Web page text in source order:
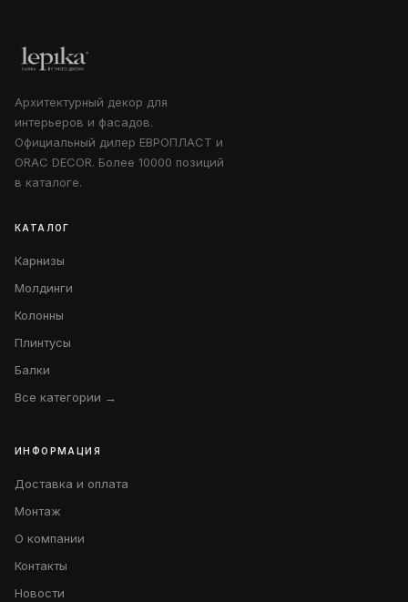
Архитектурный декор для
интерьеров и фасадов.
Официальный дилер ЕВРОПЛАСТ и
ORAC DECOR. Более 10000 позиций
в каталоге.
КАТАЛОГ
Карнизы
Молдинги
Колонны
Плинтусы
Балки
Все категории →
ИНФОРМАЦИЯ
Доставка и оплата
Монтаж
О компании
Контакты
Новости